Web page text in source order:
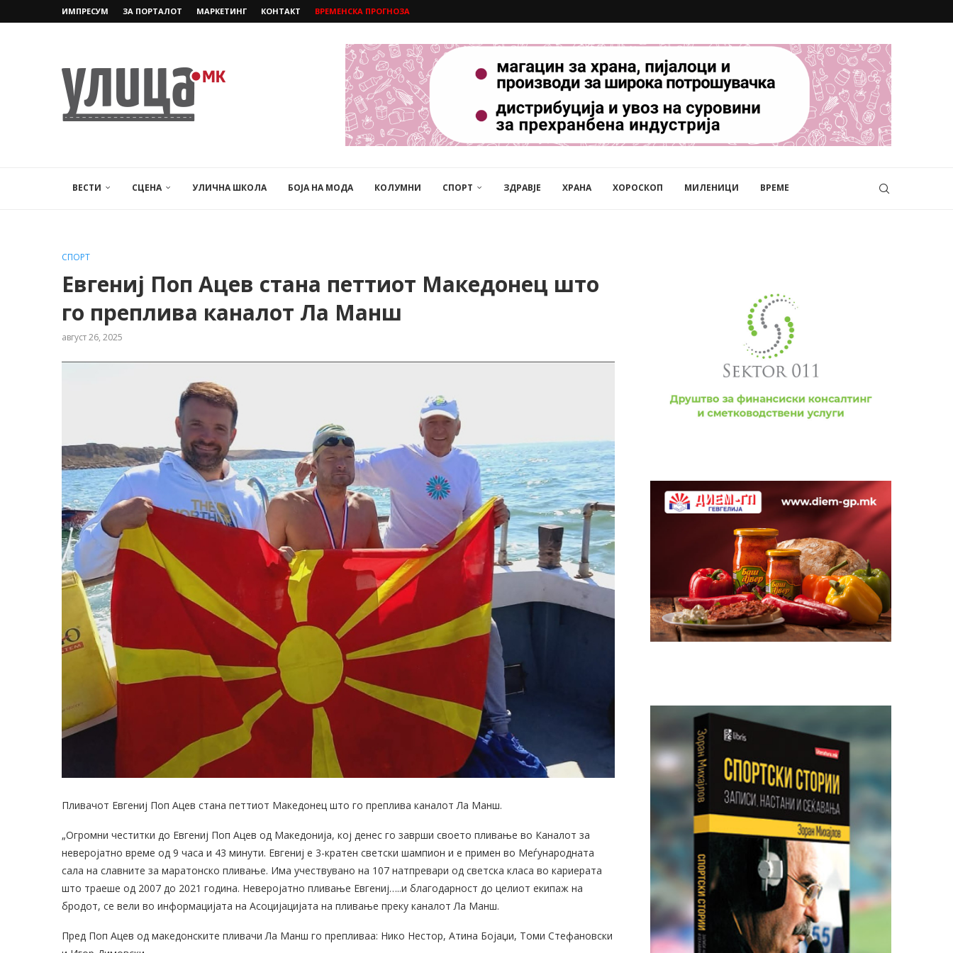
ИМПРЕСУМ ЗА ПОРТАЛОТ МАРКЕТИНГ КОНТАКТ ВРЕМЕНСКА ПРОГНОЗА
ВЕСТИ СЦЕНА УЛИЧНА ШКОЛА БОЈА НА МОДА КОЛУМНИ СПОРТ ЗДРАВЈЕ ХРАНА ХОРОСКОП МИЛЕНИЦИ ВРЕМЕ
СПОРТ
Евгениј Поп Ацев стана петтиот Македонец што
го преплива каналот Ла Манш
август 26, 2025
Пливачот Евгениј Поп Ацев стана петтиот Македонец што го преплива каналот Ла Манш.
„Огромни честитки до Евгениј Поп Ацев од Македонија, кој денес го заврши своето пливање во Каналот за
неверојатно време од 9 часа и 43 минути. Евгениј е 3-кратен светски шампион и е примен во Меѓународната
сала на славните за маратонско пливање. Има учествувано на 107 натпревари од светска класа во кариерата
што траеше од 2007 до 2021 година. Неверојатно пливање Евгениј…..и благодарност до целиот екипаж на
бродот, се вели во информацијата на Асоцијацијата на пливање преку каналот Ла Манш.
Пред Поп Ацев од македонските пливачи Ла Манш го препливаа: Нико Нестор, Атина Бојаџи, Томи Стефановски